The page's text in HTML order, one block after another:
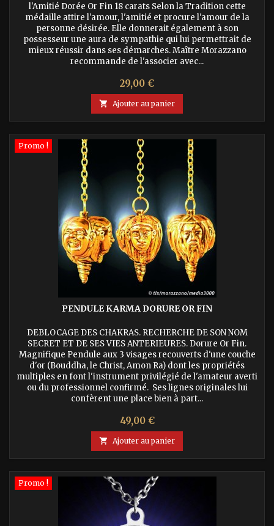
l'Amitié Dorée Or Fin 18 carats Selon la Tradition cette
médaille attire l'amour, l'amitié et procure l'amour de la
personne désirée. Elle donnerait également à son
possesseur une aura de sympathie qui lui permettrait de
mieux réussir dans ses démarches. Maître Morazzano
recommande de l'associer avec...
Prix
29,00 €
 Ajouter au panier
Promo !
PENDULE KARMA DORURE OR FIN
DEBLOCAGE DES CHAKRAS. RECHERCHE DE SON NOM
SECRET ET DE SES VIES ANTERIEURES. Dorure Or Fin.
Magnifique Pendule aux 3 visages recouverts d'une couche
d'or (Bouddha, le Christ, Amon Ra) dont les propriétés
multiples en font l'instrument privilégié de l'amateur averti
ou du professionnel confirmé. Ses lignes originales lui
confèrent une place bien à part...
Prix
49,00 €
 Ajouter au panier
Promo !